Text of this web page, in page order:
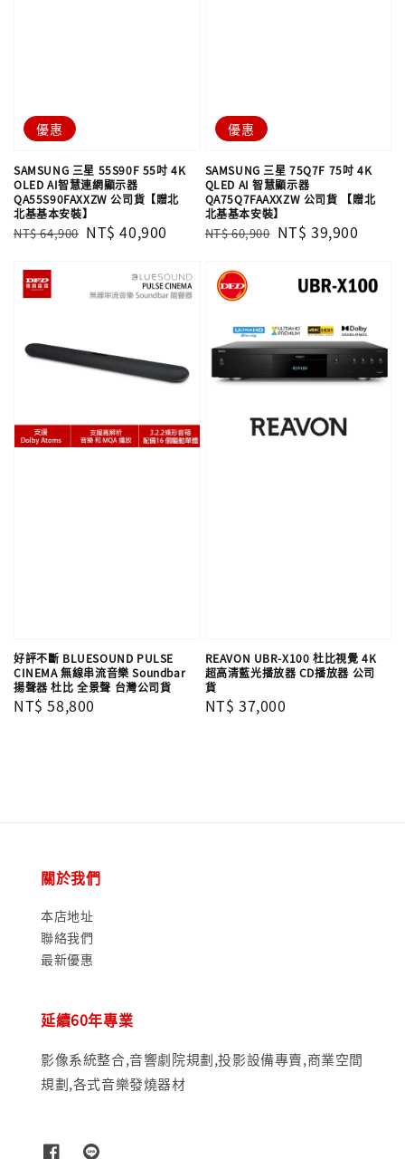
優惠
SAMSUNG 三星 55S90F 55吋 4K
OLED AI智慧連網顯示器
QA55S90FAXXZW 公司貨【贈北
北基基本安裝】
Regular
NT$ 64,900 Sale
NT$ 40,900
優惠
SAMSUNG 三星 75Q7F 75吋 4K
QLED AI 智慧顯示器
QA75Q7FAAXXZW 公司貨 【贈北
北基基本安裝】
Regular
NT$ 60,900 Sale
NT$ 39,900
好評不斷 BLUESOUND PULSE
CINEMA 無線串流音樂 Soundbar
揚聲器 杜比 全景聲 台灣公司貨
Regular
NT$ 58,800
REAVON UBR-X100 杜比視覺 4K
超高清藍光播放器 CD播放器 公司
貨
Regular
NT$ 37,000
關於我們
本店地址
聯絡我們
最新優惠
延續60年專業
影像系統整合,音響劇院規劃,投影設備專賣,商業空間
規劃,各式音樂發燒器材